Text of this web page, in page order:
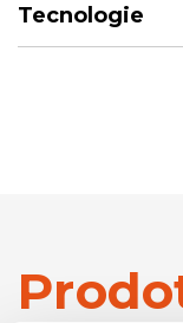
Tecnologie